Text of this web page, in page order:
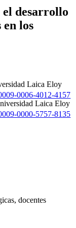
el desarrollo
en los
Laica Eloy
0006-4012-4157
Laica Eloy
0000-5757-8135
docentes